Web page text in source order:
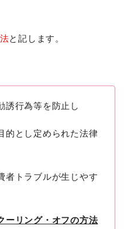
と記します。
誘行為等を防止し
的とし定められた法律
者トラブルが生じやす
ーリング・オフの方法